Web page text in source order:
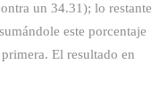
un 34.31); lo restante
este porcentaje
El resultado en